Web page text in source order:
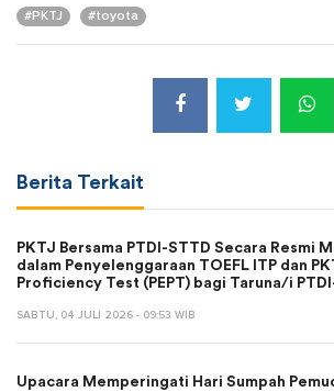
#PKTJ #toyota
Berita Terkait
PKTJ Bersama PTDI-STTD Secara Resmi
dalam Penyelenggaraan TOEFL ITP dan
Proficiency Test (PEPT) bagi Taruna/i
SABTU, 04 JULI 2026 - 09:53 WIB
Upacara Memperingati Hari Sumpah